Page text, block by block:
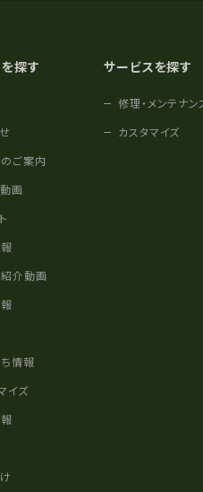
探す
ご案内
画
介動画
情報
イズ
サービスを探す
修理・メンテナン
カスタマイズ